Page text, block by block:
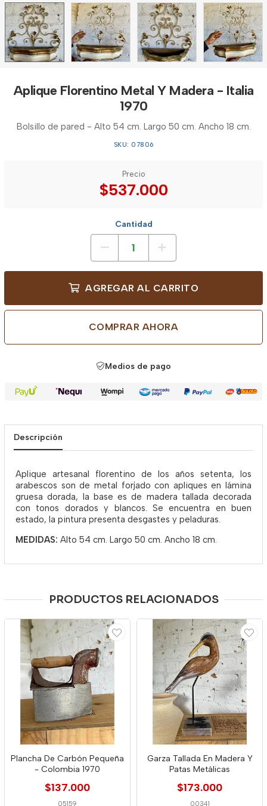
Aplique Florentino Metal Y Madera - Italia
1970
Bolsillo de pared - Alto 54 cm. Largo 50 cm. Ancho 18 cm.
SKU: 07806
Precio
$537.000
Cantidad
AGREGAR AL CARRITO
COMPRAR AHORA
Medios de pago
Descripción
Aplique artesanal florentino de los años setenta, los
arabescos son de metal forjado con apliques en lámina
gruesa dorada, la base es de madera tallada decorada
con tonos dorados y blancos. Se encuentra en buen
estado, la pintura presenta desgastes y peladuras.
MEDIDAS: Alto 54 cm. Largo 50 cm. Ancho 18 cm.
PRODUCTOS RELACIONADOS
Plancha De Carbón Pequeña
- Colombia 1970
$137.000
05159
Garza Tallada En Madera Y
Patas Metálicas
$173.000
00341